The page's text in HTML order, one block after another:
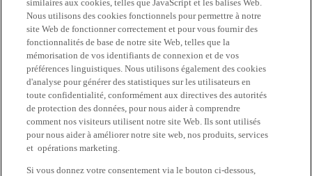
similaires aux cookies, telles que JavaScript et les balises Web.
Nous utilisons des cookies fonctionnels pour permettre à notre
site Web de fonctionner correctement et pour vous fournir des
fonctionnalités de base de notre site Web, telles que la
mémorisation de vos identifiants de connexion et de vos
préférences linguistiques. Nous utilisons également des cookies
d'analyse pour générer des statistiques sur les utilisateurs en
toute confidentialité, conformément aux directives des autorités
de protection des données, pour nous aider à comprendre
comment nos visiteurs utilisent notre site Web. Ils sont utilisés
pour nous aider à améliorer notre site web, nos produits, services
et opérations marketing.
Si vous donnez votre consentement via le bouton ci-dessous,